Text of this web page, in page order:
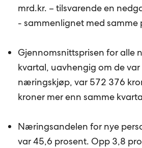
mrd.kr. – tilsvarende en
- sammenlignet med samme
Gjennomsnittsprisen for alle
kvartal, uavhengig om de
næringskjøp, var 572 376
kroner mer enn samme
Næringsandelen for nye
var 45,6 prosent. Opp 3,8